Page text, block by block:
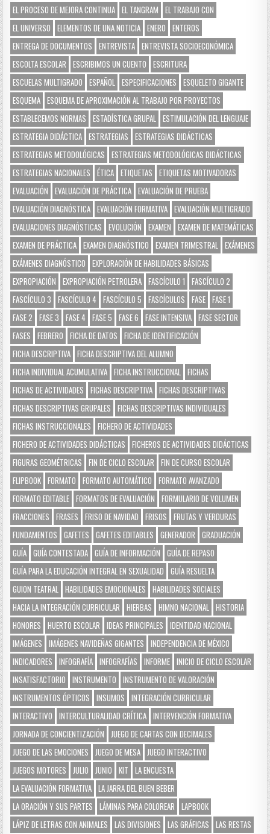
EL PROCESO DE MEJORA CONTINUA EL TANGRAM
EL TRABAJO CON
EL UNIVERSO
ELEMENTOS DE UNA NOTICIA ENERO
ENTEROS
ENTREGA DE DOCUMENTOS
ENTREVISTA ENTREVISTA SOCIOECONÓMICA
ESCOLTA ESCOLAR
ESCRIBIMOS UN CUENTO
ESCRITURA
ESCUELAS MULTIGRADO
ESPAÑOL ESPECIFICACIONES
ESQUELETO GIGANTE
ESQUEMA ESQUEMA DE APROXIMACIÓN AL TRABAJO POR PROYECTOS
ESTABLECEMOS NORMAS
ESTADÍSTICA GRUPAL ESTIMULACIÓN DEL LENGUAJE
ESTRATEGIA DIDÁCTICA ESTRATEGIAS
ESTRATEGIAS DIDÁCTICAS
ESTRATEGIAS METODOLÓGICAS
ESTRATEGIAS METODOLÓGICAS DIDÁCTICAS
ESTRATEGIAS NACIONALES
ÉTICA ETIQUETAS
ETIQUETAS MOTIVADORAS
EVALUACIÓN
EVALUACIÓN DE PRÁCTICA EVALUACIÓN DE PRUEBA
EVALUACIÓN DIAGNÓSTICA EVALUACIÓN FORMATIVA EVALUACIÓN MULTIGRADO
EVALUACIONES DIAGNÓSTICAS
EVOLUCIÓN EXAMEN
EXAMEN DE MATEMÁTICAS
EXAMEN DE PRÁCTICA EXAMEN DIAGNÓSTICO EXAMEN TRIMESTRAL EXÁMENES
EXÁMENES DIAGNÓSTICO
EXPLORACIÓN DE HABILIDADES BÁSICAS
EXPROPIACIÓN
EXPROPIACIÓN PETROLERA FASCÍCULO 1
FASCÍCULO 2
FASCÍCULO 3
FASCÍCULO 4 FASCÍCULO 5 FASCÍCULOS FASE FASE 1
FASE 2
FASE 3 FASE 4 FASE 5 FASE 6 FASE INTENSIVA FASE SECTOR
FASES
FEBRERO FICHA DE DATOS
FICHA DE IDENTIFICACIÓN
FICHA DESCRIPTIVA FICHA DESCRIPTIVA DEL ALUMNO
FICHA INDIVIDUAL ACUMULATIVA FICHA INSTRUCCIONAL FICHAS
FICHAS DE ACTIVIDADES
FICHAS DESCRIPTIVA FICHAS DESCRIPTIVAS
FICHAS DESCRIPTIVAS GRUPALES
FICHAS DESCRIPTIVAS INDIVIDUALES
FICHAS INSTRUCCIONALES
FICHERO DE ACTIVIDADES
FICHERO DE ACTIVIDADES DIDÁCTICAS
FICHEROS DE ACTIVIDADES DIDÁCTICAS
FIGURAS GEOMÉTRICAS
FIN DE CICLO ESCOLAR
FIN DE CURSO ESCOLAR
FLIPBOOK FORMATO FORMATO AUTOMÁTICO
FORMATO AVANZADO
FORMATO EDITABLE FORMATOS DE EVALUACIÓN
FORMULARIO DE VOLUMEN
FRACCIONES
FRASES FRISO DE NAVIDAD FRISOS
FRUTAS Y VERDURAS
FUNDAMENTOS
GAFETES GAFETES EDITABLES GENERADOR
GRADUACIÓN
GUÍA GUÍA CONTESTADA GUÍA DE INFORMACIÓN
GUÍA DE REPASO
GUÍA PARA LA EDUCACIÓN INTEGRAL EN SEXUALIDAD
GUÍA RESUELTA
GUION TEATRAL HABILIDADES EMOCIONALES
HABILIDADES SOCIALES
HACIA LA INTEGRACIÓN CURRICULAR
HIERBAS HIMNO NACIONAL HISTORIA
HONORES
HUERTO ESCOLAR IDEAS PRINCIPALES
IDENTIDAD NACIONAL
IMÁGENES
IMÁGENES NAVIDEÑAS GIGANTES
INDEPENDENCIA DE MÉXICO
INDICADORES
INFOGRAFÍA INFOGRAFÍAS INFORME INICIO DE CICLO ESCOLAR
INSATISFACTORIO
INSTRUMENTO
INSTRUMENTO DE VALORACIÓN
INSTRUMENTOS ÓPTICOS
INSUMOS
INTEGRACIÓN CURRICULAR
INTERACTIVO
INTERCULTURALIDAD CRÍTICA INTERVENCIÓN FORMATIVA
JORNADA DE CONCIENTIZACIÓN
JUEGO DE CARTAS CON DECIMALES
JUEGO DE LAS EMOCIONES
JUEGO DE MESA JUEGO INTERACTIVO
JUEGOS MOTORES
JULIO JUNIO KIT
LA ENCUESTA
LA EVALUACIÓN FORMATIVA LA JARRA DEL BUEN BEBER
LA ORACIÓN Y SUS PARTES
LÁMINAS PARA COLOREAR
LAPBOOK
LÁPIZ DE LETRAS CON ANIMALES
LAS DIVISIONES LAS GRÁFICAS
LAS RESTAS